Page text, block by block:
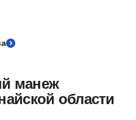
манеж
области